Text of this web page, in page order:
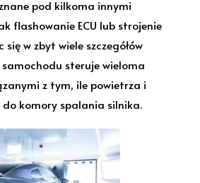
pod kilkoma innymi
flashowanie ECU lub strojenie
się w zbyt wiele szczegółów
samochodu steruje wieloma
z tym, ile powietrza i
komory spalania silnika.